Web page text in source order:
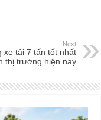
Next
xe tải 7 tấn tốt nhất
thị trường hiện nay